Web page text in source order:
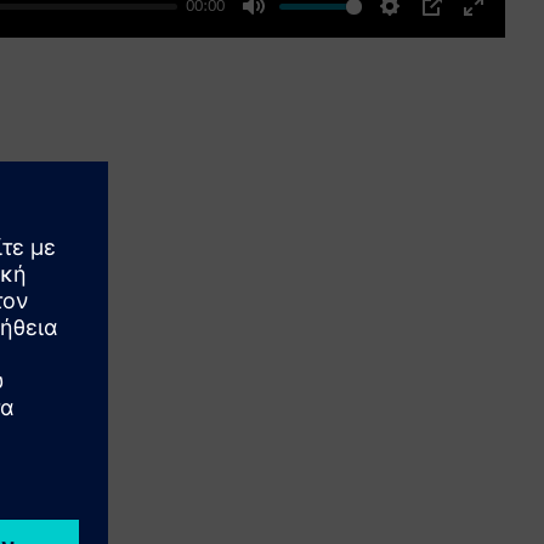
00:00
Mute Settings
PIP
Enter